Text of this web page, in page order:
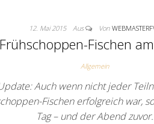
12. Mai 2015 Aus Von
Frühschoppen-Fischen
Allgemein
Auch wenn nicht jeder
Fischen erfolgreich war,
Tag – und der Abend